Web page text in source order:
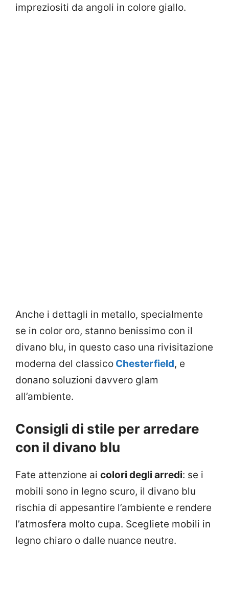
impreziositi da angoli in colore giallo.
Anche i dettagli in metallo, specialmente
se in color oro, stanno benissimo con il
divano blu, in questo caso una rivisitazione
moderna del classico Chesterfield, e
donano soluzioni davvero glam
all’ambiente.
Consigli di stile per arredare
con il divano blu
Fate attenzione ai colori degli arredi: se i
mobili sono in legno scuro, il divano blu
rischia di appesantire l’ambiente e rendere
l’atmosfera molto cupa. Scegliete mobili in
legno chiaro o dalle nuance neutre.